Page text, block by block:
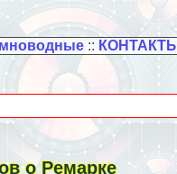
:: КОНТАКТЫ
о Ремарке